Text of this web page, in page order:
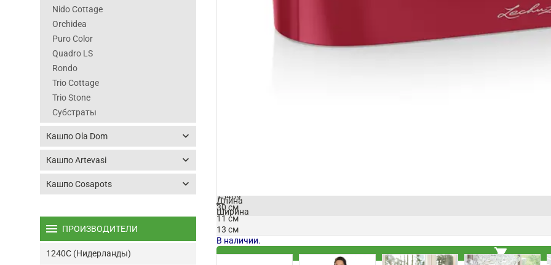
Длина
Ширина
Высота
15469
30 см
11 см
13 см
В наличии.
shopping_cart
Nido Cottage
Orchidea
Puro Color
Quadro LS
Rondo
Trio Cottage
Trio Stone
Субстраты
Кашпо Ola Dom keyboard_arrow_down
Кашпо Artevasi keyboard_arrow_down
Кашпо Cosapots keyboard_arrow_down
menu ПРОИЗВОДИТЕЛИ
1240C (Нидерланды)